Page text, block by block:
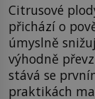
Citrusové
přichází o
úmyslně
výhodně
stává se
praktikách